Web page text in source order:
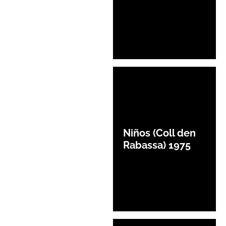
Niños (Coll den
Rabassa) 1975